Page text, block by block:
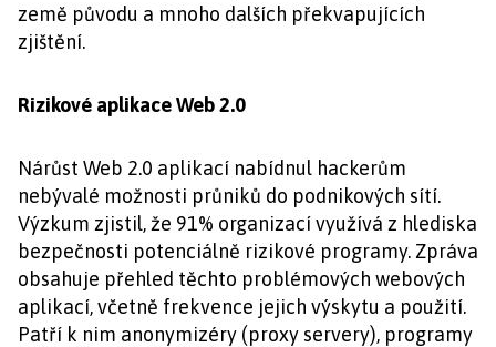
země původu a mnoho dalších překvapujících
zjištění.
Rizikové aplikace Web 2.0
Nárůst Web 2.0 aplikací nabídnul hackerům
nebývalé možnosti průniků do podnikových sítí.
Výzkum zjistil, že 91% organizací využívá z hlediska
bezpečnosti potenciálně rizikové programy. Zpráva
obsahuje přehled těchto problémových webových
aplikací, včetně frekvence jejich výskytu a použití.
Patří k nim anonymizéry (proxy servery), programy